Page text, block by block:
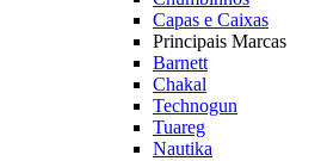
Capas e Caixas
Principais Marcas
Barnett
Chakal
Technogun
Tuareg
Nautika